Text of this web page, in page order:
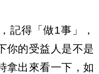
記得「做1事」，
你的受益人是不是
拿出來看一下，如